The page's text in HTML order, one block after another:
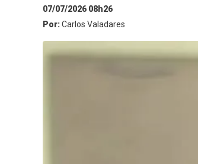
07/07/2026 08h26
Por:Carlos Valadares